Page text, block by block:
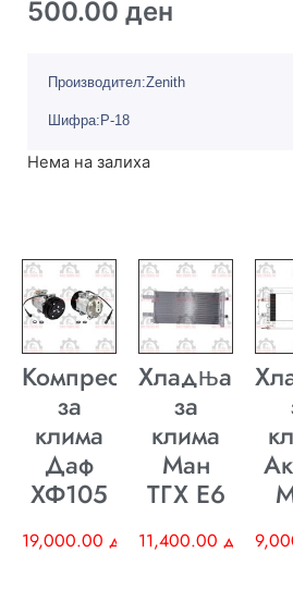
500.00 ден
Производител:Zenith
Шифра:P-18
Нема на залиха
Компресор
за
клима
Даф
ХФ105
19,000.00 ден
Хладњак
за
клима
Ман
ТГХ E6
11,400.00 ден